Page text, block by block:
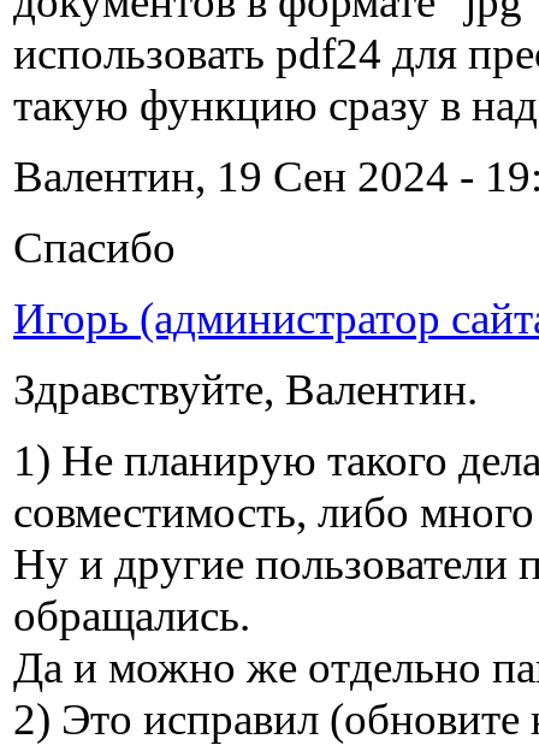
использовать pdf24 для
такую функцию сразу в
Валентин, 19 Сен 2024 -
Спасибо
Игорь (администратор
Здравствуйте, Валентин.
1) Не планирую такого
совместимость, либо
Ну и другие
обращались.
Да и можно же отдельно
2) Это исправил (обновите